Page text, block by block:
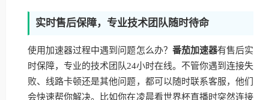
实时售后保障，专业技术团队随时待命
使用加速器过程中遇到问题怎么办？ 番茄加速器有售后实
时保障，专业的技术团队24小时在线。不管你遇到连接失
败、线路卡顿还是其他问题，都可以随时联系客服，他们
会快速帮你解决。比如你在凌晨看世界杯直播时突然连接